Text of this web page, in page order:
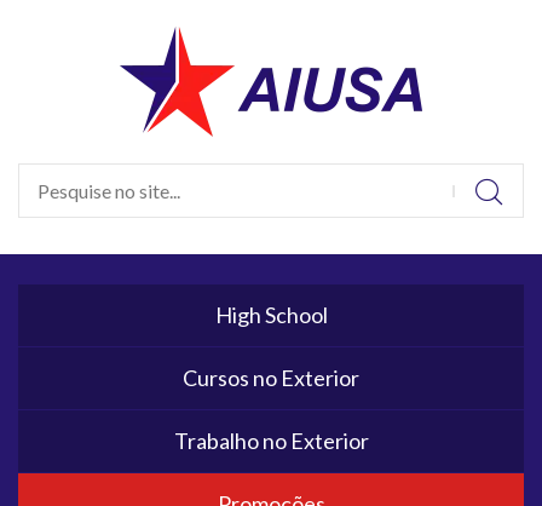
High School
Cursos no Exterior
Trabalho no Exterior